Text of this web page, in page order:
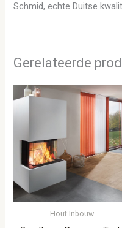
Schmid, echte Duitse
Gerelateerde
Hout Inbouw